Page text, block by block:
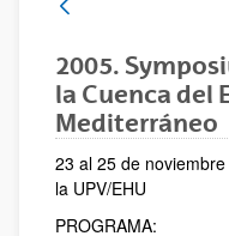
2005.
la Cuenca del
Mediterráneo
23 al 25 de
la UPV/EHU
PROGRAMA: